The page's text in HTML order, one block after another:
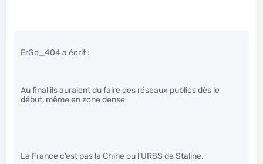
ErGo_404 a écrit :
Au final ils auraient du faire des réseaux publics dès le
début, même en zone dense
La France c’est pas la Chine ou l’URSS de Staline.